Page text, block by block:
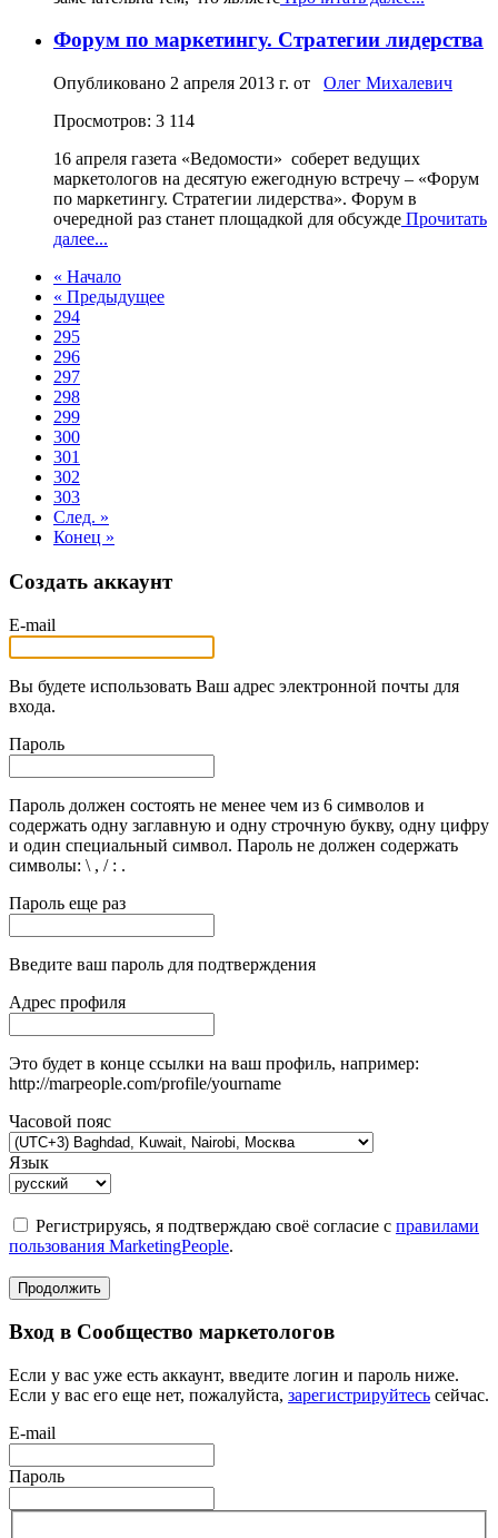
Форум по маркетингу. Стратегии лидерства
Опубликовано 2 апреля 2013 г. от Олег Михалевич
Просмотров: 3 114
16 апреля газета «Ведомости» соберет ведущих
маркетологов на десятую ежегодную встречу – «Форум
по маркетингу. Стратегии лидерства». Форум в
очередной раз станет площадкой для обсужде Прочитать
далее...
« Начало
« Предыдущее
294
295
296
297
298
299
300
301
302
303
След. »
Конец »
Создать аккаунт
E-mail
Вы будете использовать Ваш адрес электронной почты для
входа.
Пароль
Пароль должен состоять не менее чем из 6 символов и
содержать одну заглавную и одну строчную букву, одну цифру
и один специальный символ. Пароль не должен содержать
символы: \ , / : .
Пароль еще раз
Введите ваш пароль для подтверждения
Адрес профиля
Это будет в конце ссылки на ваш профиль, например:
http://marpeople.com/profile/yourname
Часовой пояс
Язык
Регистрируясь, я подтверждаю своё согласие с правилами
пользования MarketingPeople.
Продолжить
Вход в Сообщество маркетологов
Если у вас уже есть аккаунт, введите логин и пароль ниже.
Если у вас его еще нет, пожалуйста, зарегистрируйтесь сейчас.
E-mail
Пароль